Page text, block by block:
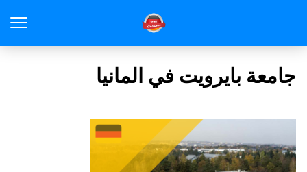
جامعة بايرويت في المانيا